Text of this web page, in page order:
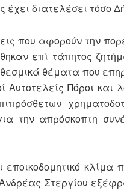
διατελέσει τόσο
που αφορούν την
επί τάπητος
θέματα που
Πόροι και
την απρόσκοπτη
Στεργίου